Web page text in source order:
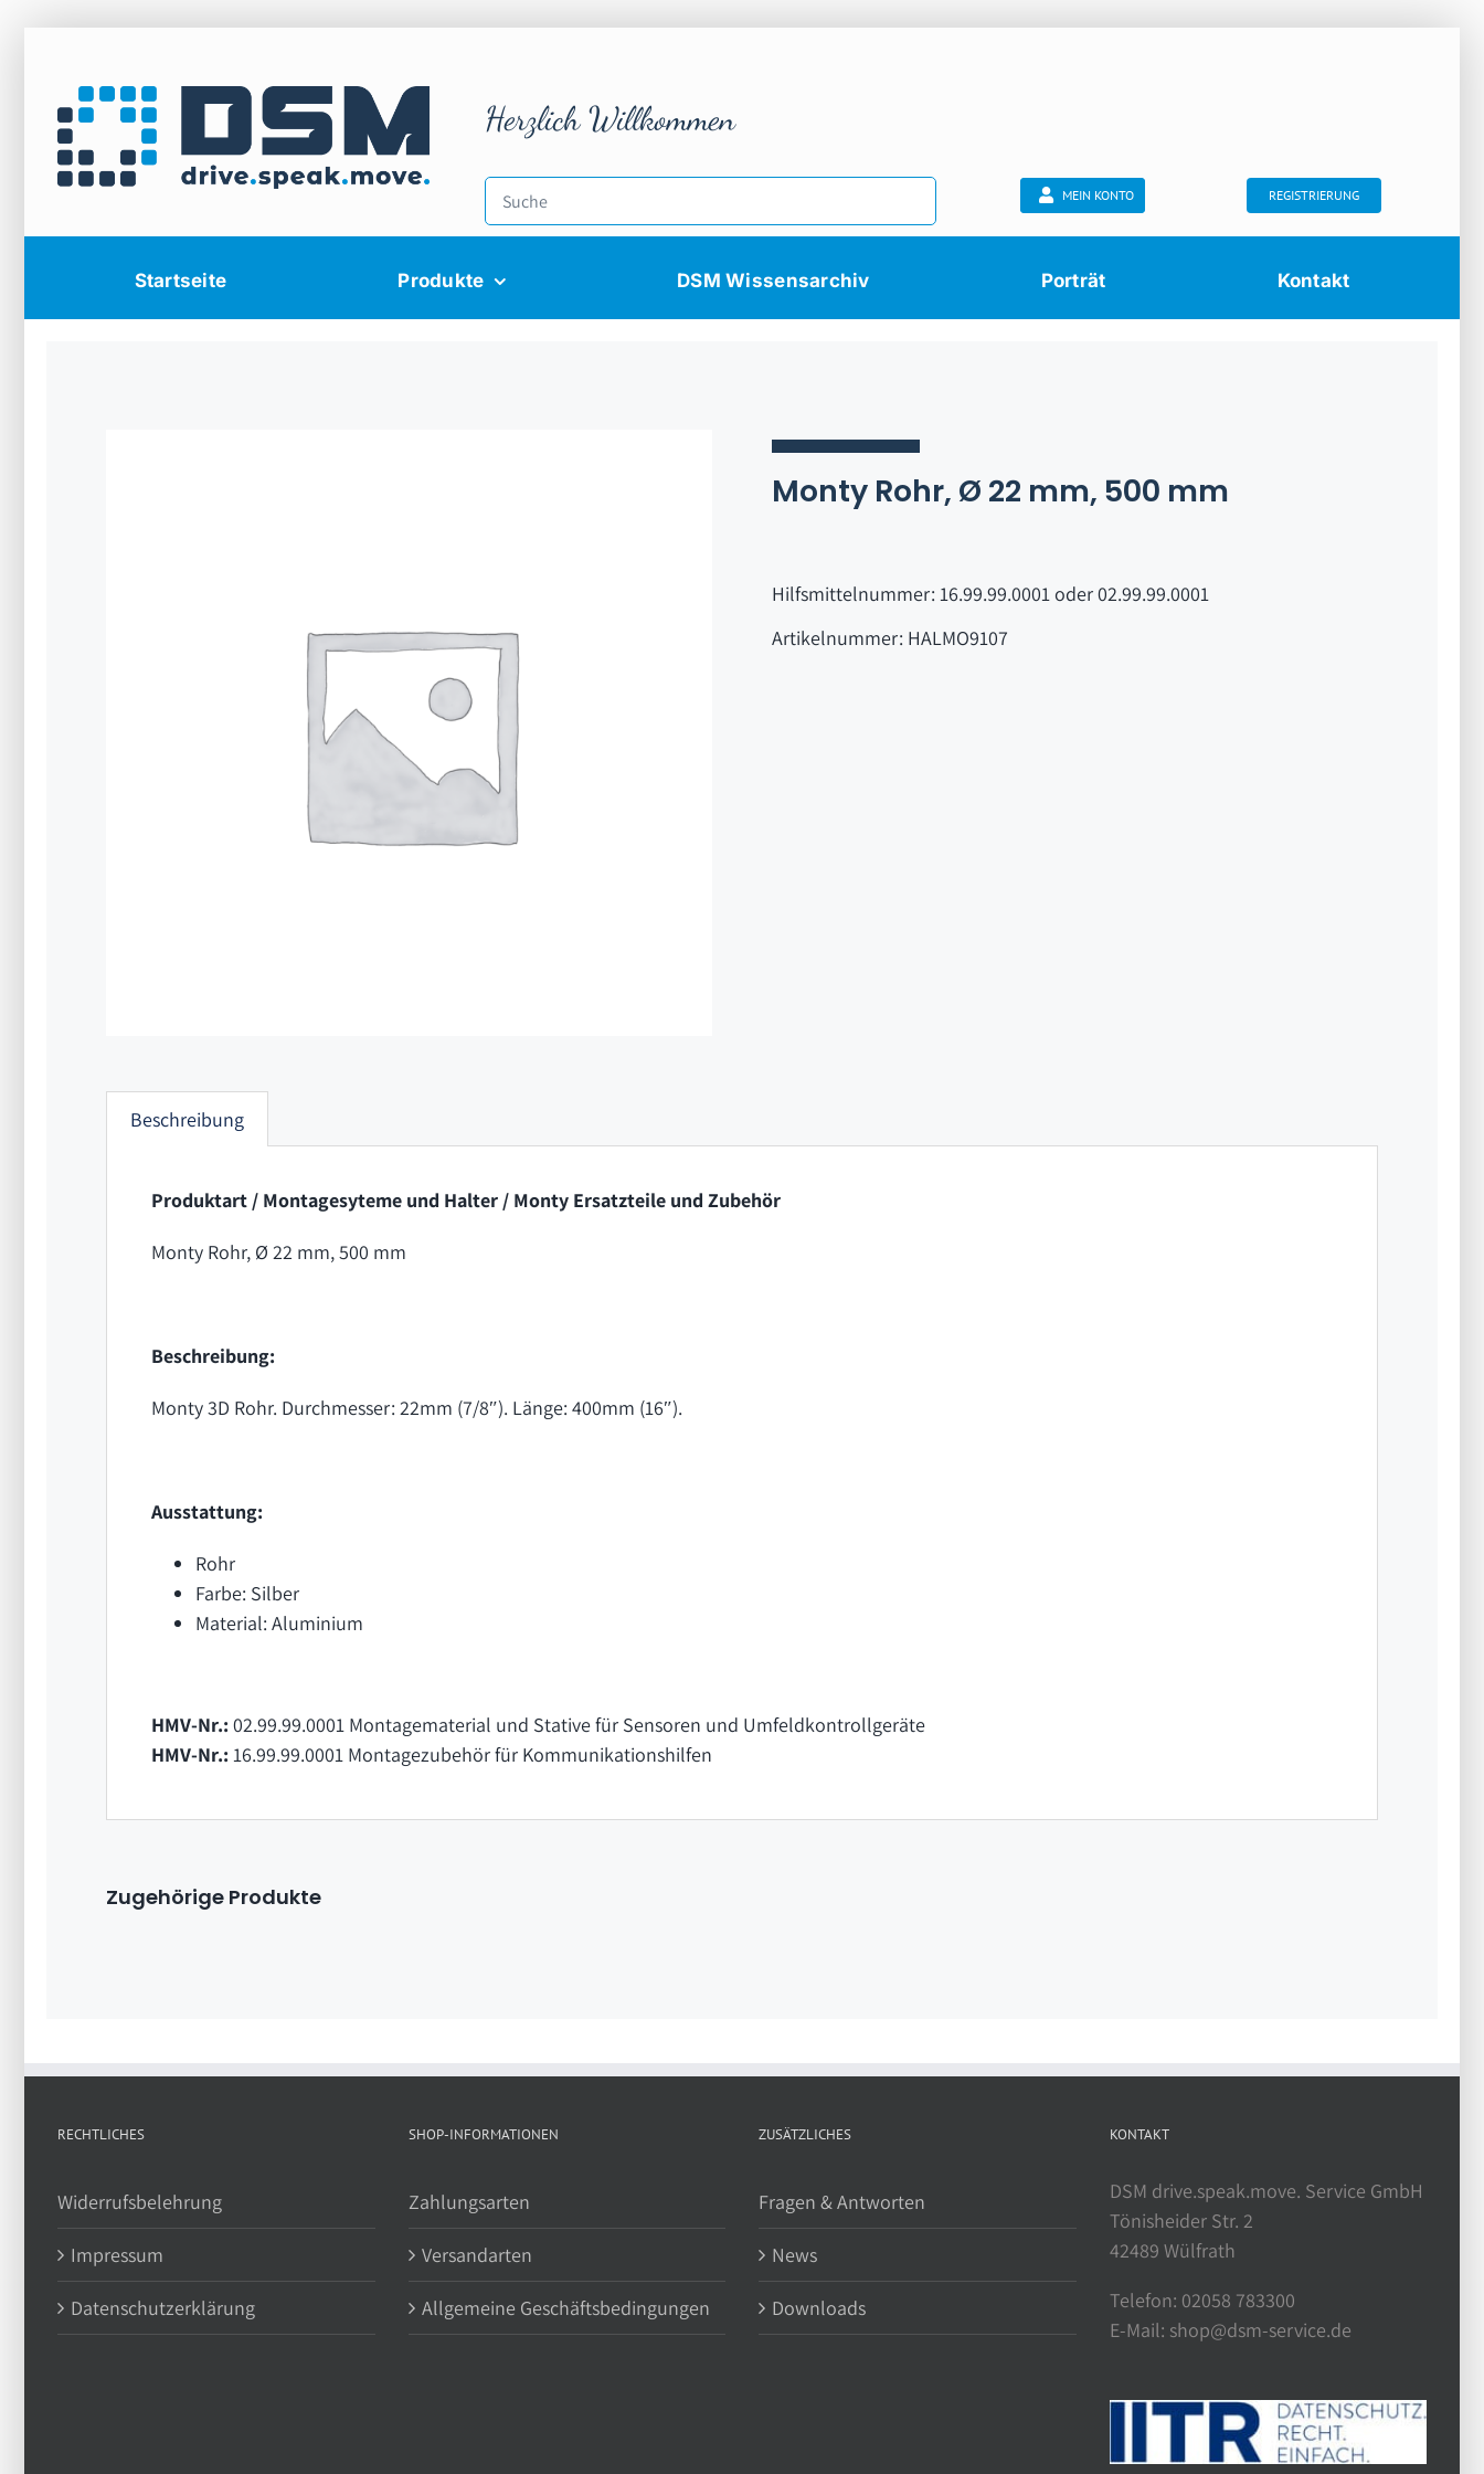
Herzlich Willkommen
MEIN KONTO REGISTRIERUNG
Startseite Produkte DSM Wissensarchiv Porträt Kontakt
Monty Rohr, Ø 22 mm, 500 mm
Hilfsmittelnummer: 16.99.99.0001 oder 02.99.99.0001
Artikelnummer: HALMO9107
Beschreibung
Produktart / Montagesyteme und Halter / Monty Ersatzteile und Zubehör
Monty Rohr, Ø 22 mm, 500 mm
Beschreibung:
Monty 3D Rohr. Durchmesser: 22mm (7/8″). Länge: 400mm (16″).
Ausstattung:
Rohr
Farbe: Silber
Material: Aluminium
HMV-Nr.: 02.99.99.0001 Montagematerial und Stative für Sensoren und Umfeldkontrollgeräte
HMV-Nr.: 16.99.99.0001 Montagezubehör für Kommunikationshilfen
Zugehörige Produkte
RECHTLICHES
Widerrufsbelehrung
Impressum
Datenschutzerklärung
SHOP-INFORMATIONEN
Zahlungsarten
Versandarten
Allgemeine Geschäftsbedingungen
ZUSÄTZLICHES
Fragen & Antworten
News
Downloads
KONTAKT
DSM drive.speak.move. Service GmbH
Tönisheider Str. 2
42489 Wülfrath
Telefon: 02058 783300
E-Mail: shop@dsm-service.de